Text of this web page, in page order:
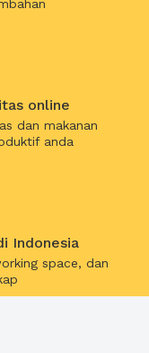
online
dan makanan
anda
Indonesia
space, dan